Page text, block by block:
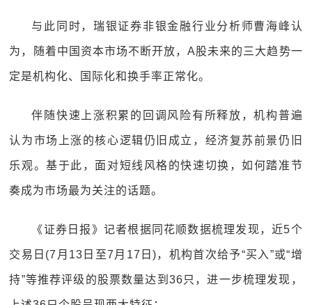
与此同时，瑞银证券非银金融行业分析师曹海峰认
为，随着中国资本市场不断开放，A股未来的三大趋势一
定是机构化、国际化和换手率正常化。
伴随快速上涨积累的回调风险有所释放，机构普遍
认为市场上涨的核心逻辑仍旧成立，经济复苏前景仍旧
乐观。基于此，面对短线风格的快速切换，如何踏准节
奏成为市场最为关注的话题。
《证券日报》记者根据同花顺数据梳理发现，近5个
交易日(7月13日至7月17日)，机构首次给予“买入”或“增
持”等推荐评级的股票数量达到36只，进一步梳理发现，